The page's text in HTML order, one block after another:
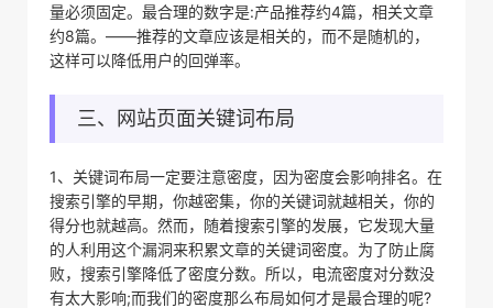
量必须固定。最合理的数字是:产品推荐约4篇，相关文章
约8篇。——推荐的文章应该是相关的，而不是随机的，
这样可以降低用户的回弹率。
三、网站页面关键词布局
1、关键词布局一定要注意密度，因为密度会影响排名。在
搜索引擎的早期，你越密集，你的关键词就越相关，你的
得分也就越高。然而，随着搜索引擎的发展，它发现大量
的人利用这个漏洞来积累文章的关键词密度。为了防止腐
败，搜索引擎降低了密度分数。所以，电流密度对分数没
有太大影响;而我们的密度那么布局如何才是最合理的呢?